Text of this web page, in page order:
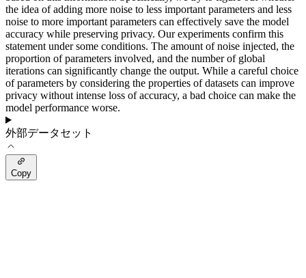
the idea of adding more noise to less important parameters and less
noise to more important parameters can effectively save the model
accuracy while preserving privacy. Our experiments confirm this
statement under some conditions. The amount of noise injected, the
proportion of parameters involved, and the number of global
iterations can significantly change the output. While a careful choice
of parameters by considering the properties of datasets can improve
privacy without intense loss of accuracy, a bad choice can make the
model performance worse.
外部データセット
Copy